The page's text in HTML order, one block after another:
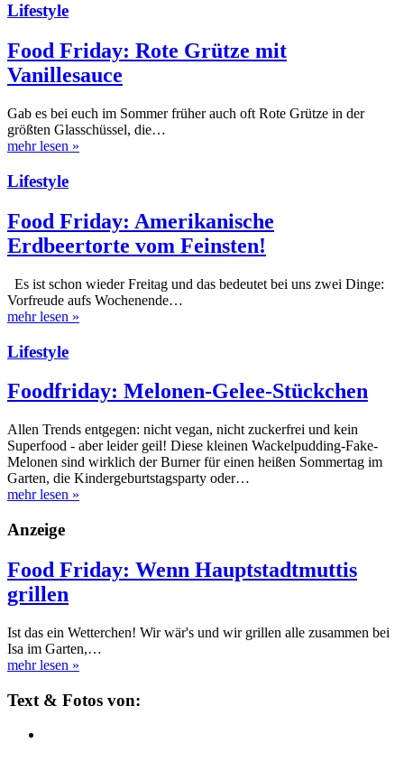
Lifestyle
Food Friday: Rote Grütze mit
Vanillesauce
Gab es bei euch im Sommer früher auch oft Rote Grütze in der
größten Glasschüssel, die…
mehr lesen »
Lifestyle
Food Friday: Amerikanische
Erdbeertorte vom Feinsten!
Es ist schon wieder Freitag und das bedeutet bei uns zwei Dinge:
Vorfreude aufs Wochenende…
mehr lesen »
Lifestyle
Foodfriday: Melonen-Gelee-Stückchen
Allen Trends entgegen: nicht vegan, nicht zuckerfrei und kein
Superfood - aber leider geil! Diese kleinen Wackelpudding-Fake-
Melonen sind wirklich der Burner für einen heißen Sommertag im
Garten, die Kindergeburtstagsparty oder…
mehr lesen »
Anzeige
Food Friday: Wenn Hauptstadtmuttis
grillen
Ist das ein Wetterchen! Wir wär's und wir grillen alle zusammen bei
Isa im Garten,…
mehr lesen »
Text & Fotos von: